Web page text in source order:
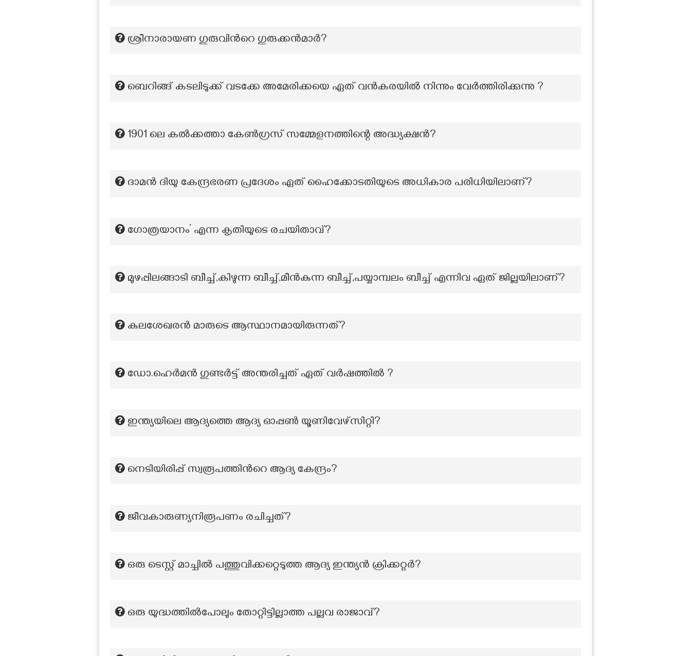
ശ്രീനാരായണ ഗുരുവിന്‍റെ ഗുരുക്കൻമാർ?
ബെറിങ്ങ് കടലിടുക്ക് വടക്കേ അമേരിക്കയെ ഏത് വൻകരയിൽ നിന്നും വേർത്തിരിക്കുന്നു ?
1901 ലെ കൽക്കത്താ കേൺഗ്രസ് സമ്മേളനത്തിന്റെ അദ്ധ്യക്ഷൻ?
ദാമൻ ദിയു കേന്ദ്രഭരണ പ്രദേശം ഏത് ഹൈക്കോടതിയുടെ അധികാര പരിധിയിലാണ്?
ഗോത്രയാനം’ എന്ന കൃതിയുടെ രചയിതാവ്?
മുഴപ്പിലങ്ങാടി ബീച്ച്,കിഴുന്ന ബീച്ച്,മീൻകുന്ന ബീച്ച്,പയ്യാമ്പലം ബീച്ച് എന്നിവ ഏത് ജില്ലയിലാണ്?
കുലശേഖരന്‍ മാരുടെ ആസ്ഥാനമായിരുന്നത്?
ഡോ.ഹെർമൻ ഗുണ്ടർട്ട് അന്തരിച്ചത് ഏത് വർഷത്തിൽ ?
ഇന്ത്യയിലെ ആദ്യത്തെ ആദ്യ ഓപ്പൺ യൂണിവേഴ്സിറ്റി?
നെടിയിരിപ്പ് സ്വരൂപത്തിന്‍റെ ആദ്യ കേന്ദ്രം?
ജീവകാരുണ്യനിരൂപണം രചിച്ചത്?
ഒരു ടെസ്റ്റ് മാച്ചിൽ പത്തുവിക്കറ്റെടുത്ത ആദ്യ ഇന്ത്യൻ ക്രിക്കറ്റർ?
ഒരു യുദ്ധത്തില്‍പോലും തോറ്റിട്ടില്ലാത്ത പല്ലവ രാജാവ്?